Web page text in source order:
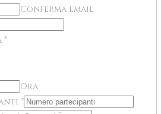
Conferma email
*
Ora
*